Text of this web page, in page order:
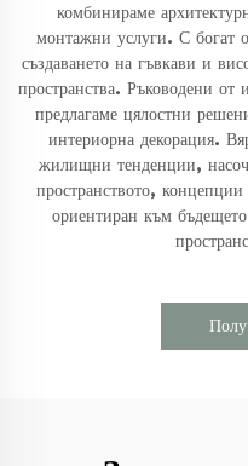
комбинираме
монтажни услуги. С богат
създаването на гъвкави и
пространства. Ръководени
предлагаме цялостни
интериорна декорация.
жилищни тенденции,
пространството,
ориентиран към